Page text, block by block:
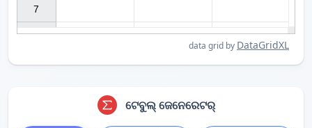
data grid by DataGridXL
7
ଟେବୁଲ୍ ଜେନେରେଟର୍